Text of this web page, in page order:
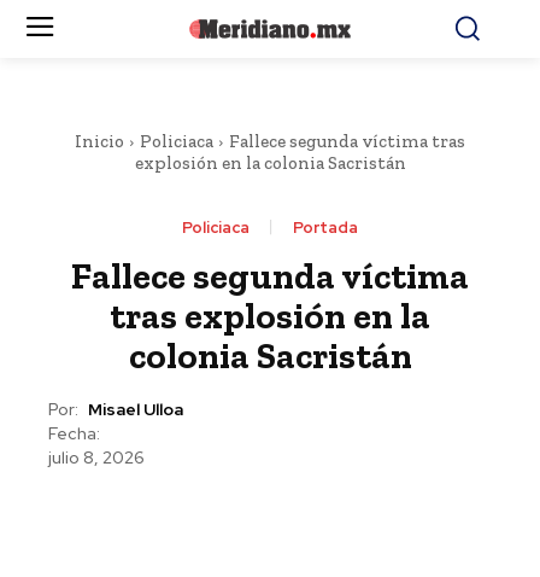
Inicio Policiaca
Fallece segunda víctima tras
explosión en la colonia Sacristán
Policiaca Portada
Fallece segunda víctima
tras explosión en la
colonia Sacristán
Por: Misael Ulloa
Fecha:
julio 8, 2026